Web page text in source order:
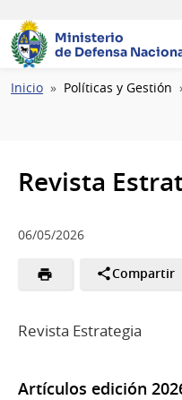
Ministerio
de Defensa
Ruta
Inicio Políticas y Gestión
Revista
06/05/2026
Compartir
Revista Estrategia
Artículos edición